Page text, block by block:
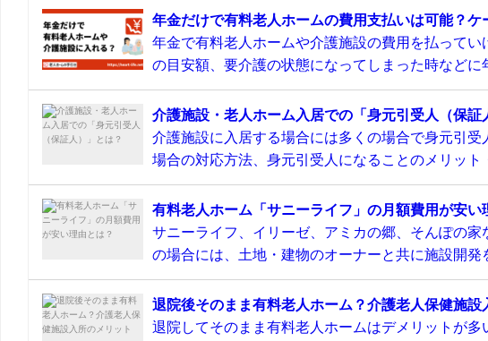
年金だけで有料老人ホームの費用支払いは可能？ケ
年金で有料老人ホームや介護施設の費用を払って
の目安額、要介護の状態になってしまった時などに
介護施設・老人ホーム入居での「身元引受人（保証
介護施設に入居する場合には多くの場合で身元引
場合の対応方法、身元引受人になることのメリット
有料老人ホーム「サニーライフ」の月額費用が安い
サニーライフ、イリーゼ、アミカの郷、そんぽの
の場合には、土地・建物のオーナーと共に施設開発
退院後そのまま有料老人ホーム？介護老人保健施設
退院してそのまま有料老人ホームはデメリットが